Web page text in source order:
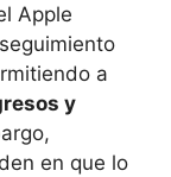
Apple
a
y
en que lo